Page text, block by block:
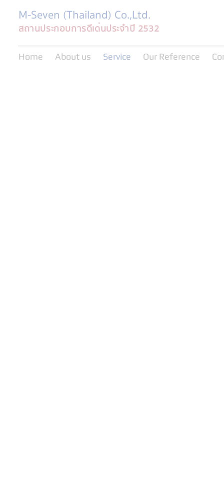
M-Seven (Thailand) Co.,Ltd.
สถานประกอบการดีเด่นประจำปี 2532
Home About us Service Our Reference